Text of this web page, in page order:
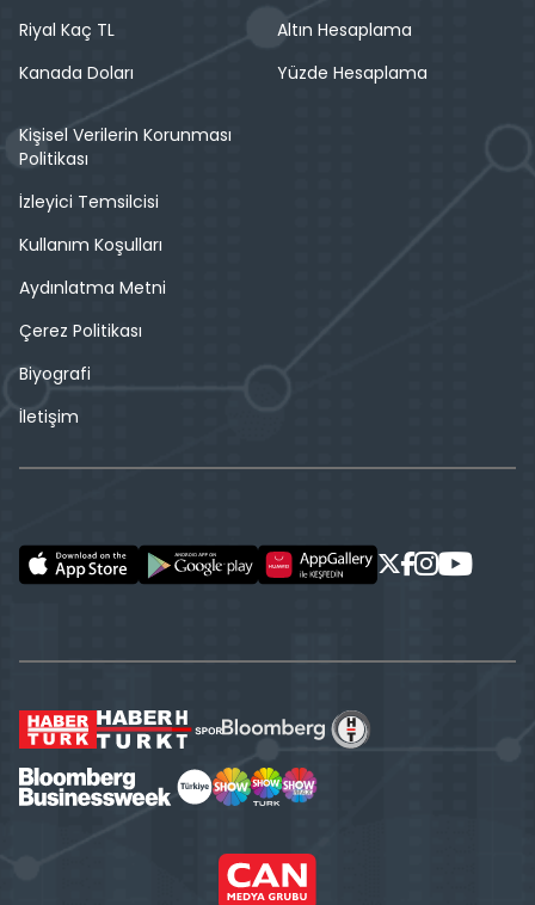
Riyal Kaç TL
Kanada Doları
Altın Hesaplama
Yüzde Hesaplama
Kişisel Verilerin Korunması
Politikası
İzleyici Temsilcisi
Kullanım Koşulları
Aydınlatma Metni
Çerez Politikası
Biyografi
İletişim